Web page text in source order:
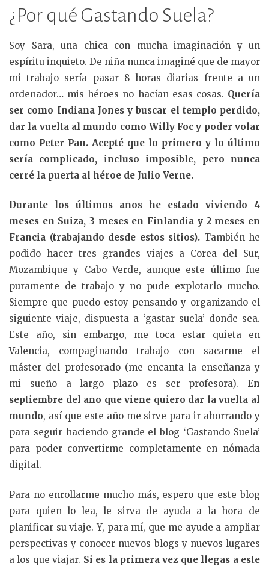
¿Por qué Gastando Suela?
Soy Sara, una chica con mucha imaginación y un
espíritu inquieto. De niña nunca imaginé que de mayor
mi trabajo sería pasar 8 horas diarias frente a un
ordenador… mis héroes no hacían esas cosas. Quería
ser como Indiana Jones y buscar el templo perdido,
dar la vuelta al mundo como Willy Foc y poder volar
como Peter Pan. Acepté que lo primero y lo último
sería complicado, incluso imposible, pero nunca
cerré la puerta al héroe de Julio Verne.
Durante los últimos años he estado viviendo 4
meses en Suiza, 3 meses en Finlandia y 2 meses en
Francia (trabajando desde estos sitios). También he
podido hacer tres grandes viajes a Corea del Sur,
Mozambique y Cabo Verde, aunque este último fue
puramente de trabajo y no pude explotarlo mucho.
Siempre que puedo estoy pensando y organizando el
siguiente viaje, dispuesta a ‘gastar suela’ donde sea.
Este año, sin embargo, me toca estar quieta en
Valencia, compaginando trabajo con sacarme el
máster del profesorado (me encanta la enseñanza y
mi sueño a largo plazo es ser profesora). En
septiembre del año que viene quiero dar la vuelta al
mundo, así que este año me sirve para ir ahorrando y
para seguir haciendo grande el blog ‘Gastando Suela’
para poder convertirme completamente en nómada
digital.
Para no enrollarme mucho más, espero que este blog
para quien lo lea, le sirva de ayuda a la hora de
planificar su viaje. Y, para mí, que me ayude a ampliar
perspectivas y conocer nuevos blogs y nuevos lugares
a los que viajar. Si es la primera vez que llegas a este